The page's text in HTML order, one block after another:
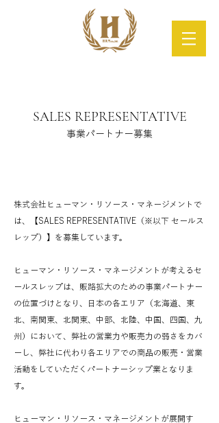
SALES REPRESENTATIVE
​事業パートナー募集
株式会社ヒューマン・リソース・マネージメントで
は、【SALES REPRESENTATIVE（※以下 セールス
レップ）】​を募集しています。
ヒューマン・リソース・マネージメントが考えるセ
ールスレップは、販路拡大のための事業パートナー
の位置づけとなり、日本の各エリア（北海道、東
北、南関東、北関東、中部、北陸、中国、四国、九
州）において、弊社の営業力や販売力の弱さをカバ
ーし、弊社に代わり各エリアでの商品の販売・営業
活動をしていただくパートナーシップ業となりま
す。
ヒューマン・リソース・マネージメントが展開す